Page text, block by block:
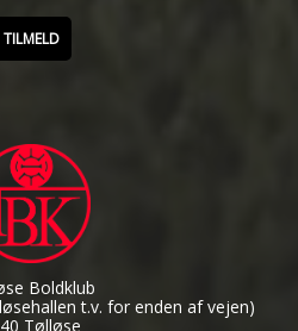
Boldklub
t.v. for enden af vejen)
Tølløse